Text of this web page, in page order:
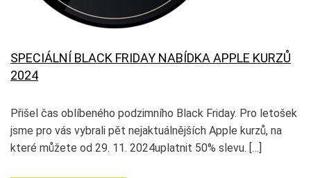
SPECIÁLNÍ BLACK FRIDAY NABÍDKA APPLE KURZŮ
2024
Přišel čas oblíbeného podzimního Black Friday. Pro letošek
jsme pro vás vybrali pět nejaktuálnějších Apple kurzů, na
které můžete od 29. 11. 2024uplatnit 50% slevu. […]